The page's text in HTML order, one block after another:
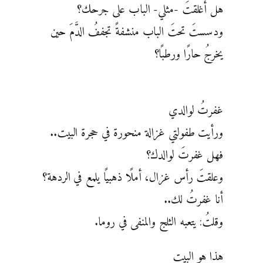
هل أغلقتَ -مثلي- الباب على جرحك؟
ودسستَ تحتَ الباب منشفةً تجففُ الدَّمَ حين
يخرجُ حارًا ورطبًا؟
غفرتُ لوالدي
ورأيت طفولتي غزالة منحورة في حجرة البيت..
فهل غفرتَ لوالدك؟
وعلقتَ رأس غزال، أملًا ذهبيًا يلمع في الردهة؟
أنا غفرتُ لك..
وقلتُ: يتعبه الثلج والمنفى في روما.
هذا هو البيت